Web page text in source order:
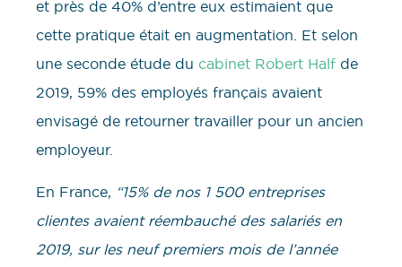
et près de 40% d’entre eux estimaient que
cette pratique était en augmentation. Et selon
une seconde étude du cabinet Robert Half de
2019, 59% des employés français avaient
envisagé de retourner travailler pour un ancien
employeur.
En France, “15% de nos 1 500 entreprises
clientes avaient réembauché des salariés en
2019, sur les neuf premiers mois de l’année